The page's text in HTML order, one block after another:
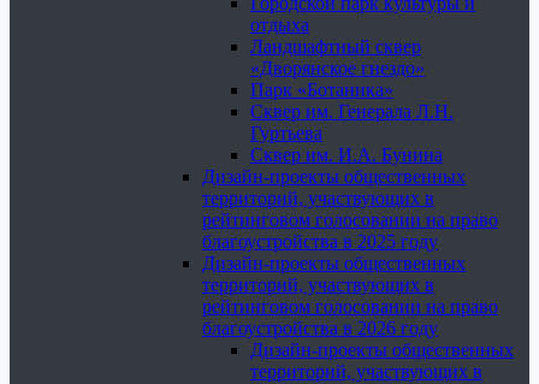
отдыха
Ландшафтный сквер
«Дворянское гнездо»
Парк «Ботаника»
Сквер им. Генерала Л.Н.
Гуртьева
Сквер им. И.А. Бунина
Дизайн-проекты общественных
территорий, участвующих в
рейтинговом голосовании на право
благоустройства в 2025 году
Дизайн-проекты общественных
территорий, участвующих в
рейтинговом голосовании на право
благоустройства в 2026 году
Дизайн-проекты общественных
территорий, участвующих в